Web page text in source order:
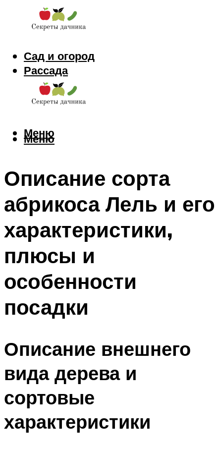
Сад и огород
Рассада
Цветы
Заготовки
Меню
Меню
Описание сорта
абрикоса Лель и его
характеристики,
плюсы и
особенности
посадки
Описание внешнего
вида дерева и
сортовые
характеристики